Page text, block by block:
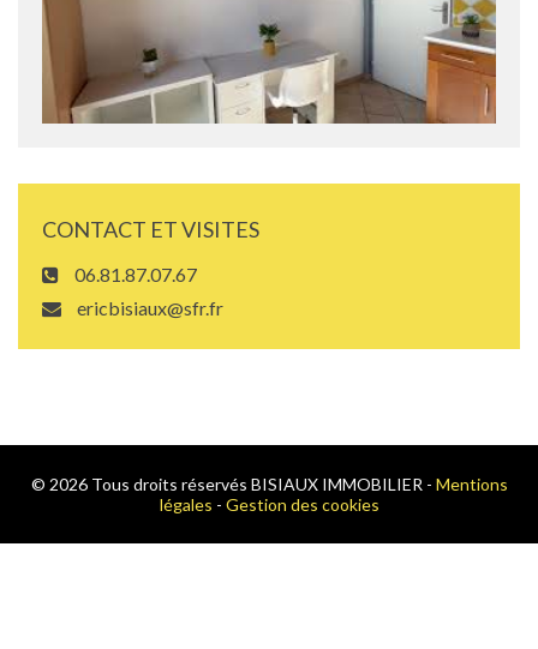
CONTACT ET VISITES
06.81.87.07.67
ericbisiaux@sfr.fr
© 2026 Tous droits réservés BISIAUX IMMOBILIER - Mentions
légales - Gestion des cookies